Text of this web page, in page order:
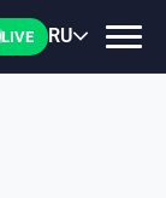
LIVE RU